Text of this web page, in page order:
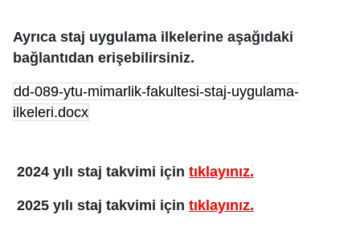
Ayrıca staj uygulama ilkelerine aşağıdaki
bağlantıdan erişebilirsiniz.
dd-089-ytu-mimarlik-fakultesi-staj-uygulama-
ilkeleri.docx
2024 yılı staj takvimi için tıklayınız.
2025 yılı staj takvimi için tıklayınız.